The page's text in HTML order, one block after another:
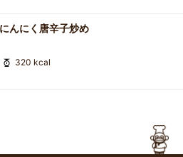
んにく唐辛子炒め
320 kcal